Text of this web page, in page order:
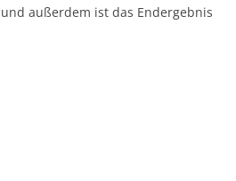
außerdem ist das Endergebnis